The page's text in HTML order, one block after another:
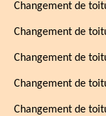
Changement de
Changement de
Changement de
Changement de
Changement de